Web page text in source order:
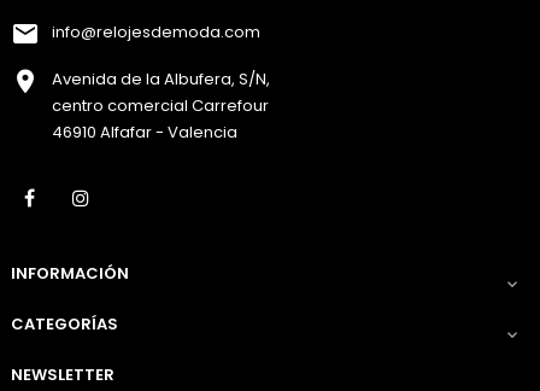
info@relojesdemoda.com
Avenida de la Albufera, S/N,
centro comercial Carrefour
46910 Alfafar - Valencia
Facebook
INFORMACIÓN 
CATEGORÍAS 
NEWSLETTER